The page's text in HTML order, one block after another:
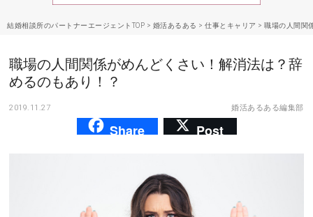
合コン・街コン
マッチングアプリ
結婚相談所のパートナーエージェントTOP > 婚活あるある > 仕事とキャリア > 職場の人間関
職場の人間関係がめんどくさい！解消法は？辞
めるのもあり！？
2019.11.27 婚活あるある編集部
Share Post